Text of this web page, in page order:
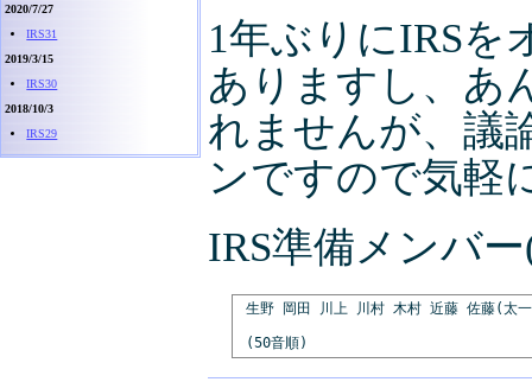
1年ぶりにIRSを
ありますし、あ
れませんが、議
ンですので気軽
IRS準備メンバ
生野 岡田 川上 川村 木村 近藤 佐藤(太
2020/7/27
IRS31
2019/3/15
IRS30
2018/10/3
IRS29